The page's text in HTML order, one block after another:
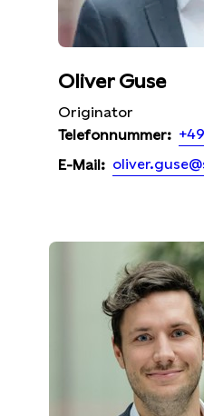
Oliver Guse
Originator
Telefonnummer:
E-Mail: